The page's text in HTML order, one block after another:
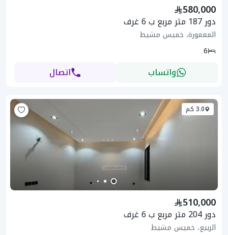
580,000
دور 187 متر مربع ب 6 غرف
المعمورة، خميس مشيط
6
واتساب اتصال
3.0 كم
510,000
دور 204 متر مربع ب 6 غرف
الربيع، خميس مشيط